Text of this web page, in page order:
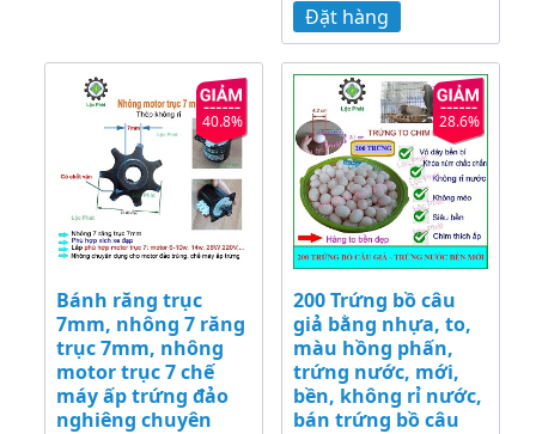
Đặt hàng
40.8%
Bánh răng trục
7mm, nhông 7 răng
trục 7mm, nhông
motor trục 7 chế
máy ấp trứng đảo
nghiêng chuyên
28.6%
200 Trứng bồ câu
giả bằng nhựa, to,
màu hồng phấn,
trứng nước, mới,
bền, không rỉ nước,
bán trứng bồ câu